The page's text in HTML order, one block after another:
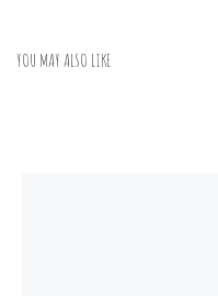
YOU MAY ALSO LIKE